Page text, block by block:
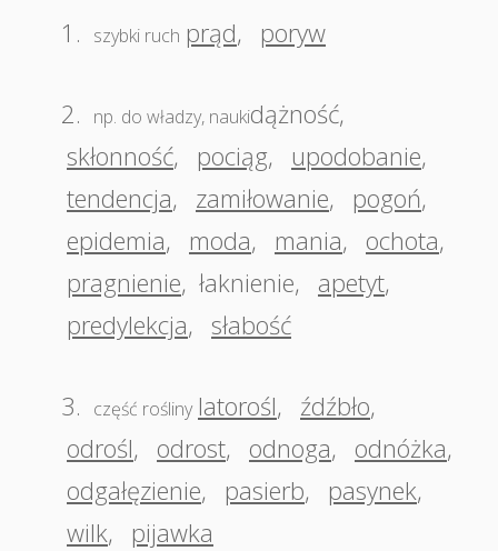
1.
szybki ruch prąd, poryw
2. np. do władzy, naukidążność,
skłonność, pociąg, upodobanie,
tendencja, zamiłowanie, pogoń,
epidemia, moda, mania, ochota,
pragnienie, łaknienie, apetyt,
predylekcja, słabość
3. część rośliny latorośl, źdźbło,
odrośl, odrost, odnoga, odnóżka,
odgałęzienie, pasierb, pasynek,
wilk, pijawka